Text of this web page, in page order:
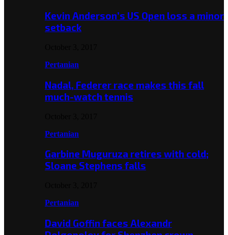
Kevin Anderson’s US Open loss a minor
setback
Pertanian
Nadal, Federer race makes this fall
much-watch tennis
Pertanian
Garbine Muguruza retires with cold;
Sloane Stephens falls
Pertanian
David Goffin faces Alexandr